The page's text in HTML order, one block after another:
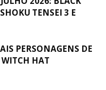
TENSEI 3 E
PERSONAGENS DE
HAT